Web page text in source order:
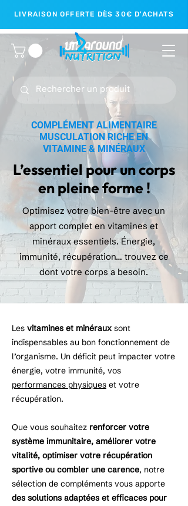
LIVRAISON OFFERTE DÈS 30€ D'ACHATS
COMPLÉMENT ALIMENTAIRE
MUSCULATION RICHE EN
VITAMINE & MINÉRAUX
L’essentiel pour un corps
en pleine forme !
Optimisez votre bien-être avec un
apport complet en vitamines et
minéraux essentiels. Énergie,
immunité, récupération… trouvez ce
dont votre corps a besoin.
Les vitamines et minéraux sont
indispensables au bon fonctionnement de
l’organisme. Un déficit peut impacter votre
énergie, votre immunité, vos
performances physiques et votre
récupération.
Que vous souhaitez renforcer votre
système immunitaire, améliorer votre
vitalité, optimiser votre récupération
sportive ou combler une carence, notre
sélection de compléments vous apporte
des solutions adaptées et efficaces pour